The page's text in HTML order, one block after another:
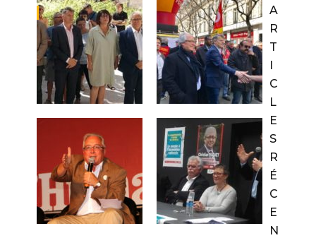
A
R
T
I
C
L
E
S
R
É
C
E
N